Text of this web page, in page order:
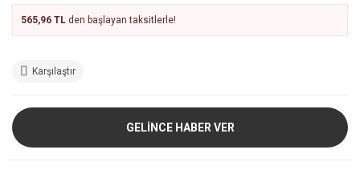
565,96 TL den başlayan taksitlerle!
Karşılaştır
GELİNCE HABER VER